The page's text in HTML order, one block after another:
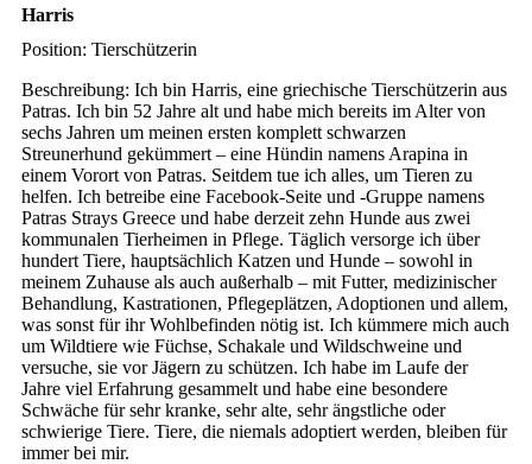
Harris
Position: Tierschützerin
Beschreibung: Ich bin Harris, eine griechische Tierschützerin aus
Patras. Ich bin 52 Jahre alt und habe mich bereits im Alter von
sechs Jahren um meinen ersten komplett schwarzen
Streunerhund gekümmert – eine Hündin namens Arapina in
einem Vorort von Patras. Seitdem tue ich alles, um Tieren zu
helfen. Ich betreibe eine Facebook-Seite und -Gruppe namens
Patras Strays Greece und habe derzeit zehn Hunde aus zwei
kommunalen Tierheimen in Pflege. Täglich versorge ich über
hundert Tiere, hauptsächlich Katzen und Hunde – sowohl in
meinem Zuhause als auch außerhalb – mit Futter, medizinischer
Behandlung, Kastrationen, Pflegeplätzen, Adoptionen und allem,
was sonst für ihr Wohlbefinden nötig ist. Ich kümmere mich auch
um Wildtiere wie Füchse, Schakale und Wildschweine und
versuche, sie vor Jägern zu schützen. Ich habe im Laufe der
Jahre viel Erfahrung gesammelt und habe eine besondere
Schwäche für sehr kranke, sehr alte, sehr ängstliche oder
schwierige Tiere. Tiere, die niemals adoptiert werden, bleiben für
immer bei mir.